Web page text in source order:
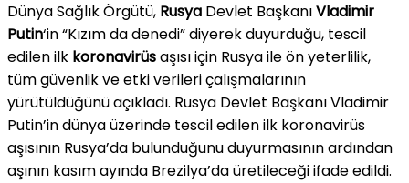
Dünya Sağlık Örgütü, Rusya Devlet BaşkanıVladimir
Putin‘in “Kızım da denedi” diyerek duyurduğu, tescil
edilen ilk koronavirüsaşısı için Rusya ile ön yeterlilik,
tüm güvenlik ve etki verileri çalışmalarının
yürütüldüğünü açıkladı. Rusya Devlet Başkanı Vladimir
Putin’in dünya üzerinde tescil edilen ilk koronavirüs
aşısının Rusya’da bulunduğunu duyurmasının ardından
aşının kasım ayında Brezilya’da üretileceği ifade edildi.